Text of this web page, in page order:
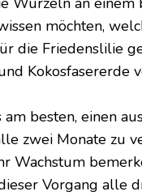
möchten,
die Friedenslilie
Kokosfasererde
besten, einen
zwei Monate zu
Wachstum
Vorgang alle